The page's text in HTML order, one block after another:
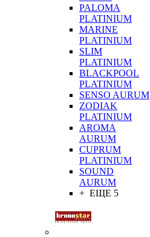
PALOMA
PLATINIUM
MARINE
PLATINIUM
SLIM
PLATINIUM
BLACKPOOL
PLATINIUM
SENSO AURUM
ZODIAK
PLATINIUM
AROMA
AURUM
CUPRUM
PLATINIUM
SOUND
AURUM
+ ЕЩЕ 5